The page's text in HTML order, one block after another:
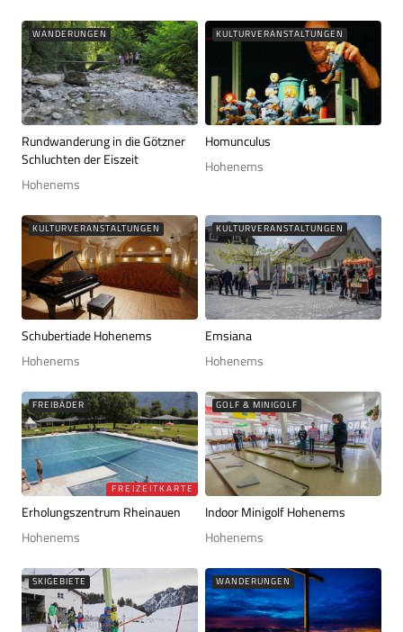
WANDERUNGEN
Rundwanderung in die Götzner
Schluchten der Eiszeit
Hohenems
KULTURVERANSTALTUNGEN
Homunculus
Hohenems
KULTURVERANSTALTUNGEN
Schubertiade Hohenems
Hohenems
KULTURVERANSTALTUNGEN
Emsiana
Hohenems
FREIBÄDER
FREIZEITKARTE
Erholungszentrum Rheinauen
Hohenems
GOLF & MINIGOLF
Indoor Minigolf Hohenems
Hohenems
SKIGEBIETE WANDERUNGEN